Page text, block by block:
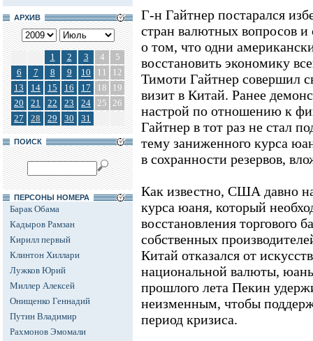
АРХИВ
1 2 3 4
5
6
7 8 9 10 11
12
13
14 15 16 17 18
19
20
21 22 23 24 25 26
27
28 29 30 31
ПОИСК
ПЕРСОНЫ НОМЕРА
Барак Обама
Кадыров Рамзан
Кирилл первый
Клинтон Хиллари
Лужков Юрий
Миллер Алексей
Онищенко Геннадий
Путин Владимир
Рахмонов Эмомали
Г-н Гайтнер постарался
стран валютных вопросов
о том, что одни
восстановить экономику
Тимоти Гайтнер совершил
визит в Китай. Ранее
настрой по отношению к
Гайтнер в тот раз не стал
тему заниженного курса
в сохранности резервов,
Как известно, США давно
курса юаня, который
восстановления торгового
собственных
Китай отказался от
национальной валюты,
прошлого лета Пекин
неизменным, чтобы
период кризиса.